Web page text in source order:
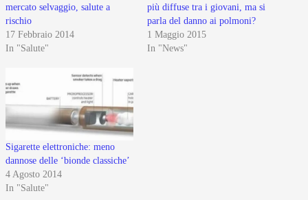
mercato selvaggio, salute a
rischio
17 Febbraio 2014
In "Salute"
più diffuse tra i giovani, ma si
parla del danno ai polmoni?
1 Maggio 2015
In "News"
Sigarette elettroniche: meno
dannose delle ‘bionde classiche’
4 Agosto 2014
In "Salute"